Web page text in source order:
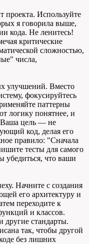
проекта. Используйте
я говорила выше,
кода. Не ленитесь!
критические
сложностью,
числа,
улучшений. Вместо
фокусируйтесь
паттерны
логику понятнее, и
цель — не
код, делая его
правило: "Сначала
тесты для самого
убедиться, что ваши
Начните с создания
его архитектуру и
переходите к
и классов.
другие стандарты.
так, чтобы другой
без лишних